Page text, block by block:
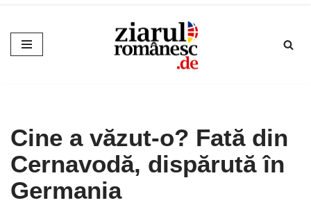
Sari
la
Cine a văzut-o? Fată din
Cernavodă, dispărută în
Germania